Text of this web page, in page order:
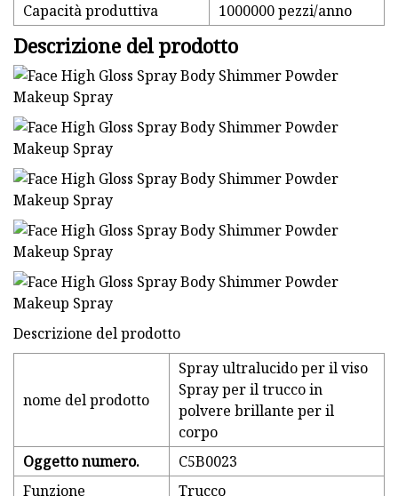
Capacità produttiva
1000000 pezzi/anno
Descrizione del prodotto
Descrizione del prodotto
nome del prodotto
Spray ultralucido per il viso
Spray per il trucco in
polvere brillante per il
corpo
Oggetto numero.
C5B0023
Funzione
Trucco